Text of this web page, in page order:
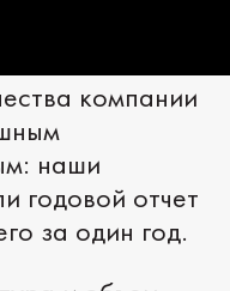
компании
наши
годовой отчет
за один год.